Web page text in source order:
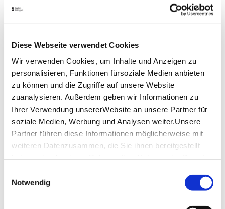
Diese Webseite verwendet Cookies
Wir verwenden Cookies, um Inhalte und Anzeigen zu
personalisieren, Funktionen fürsoziale Medien anbieten
zu können und die Zugriffe auf unsere Website
zuanalysieren. Außerdem geben wir Informationen zu
Ihrer Verwendung unsererWebsite an unsere Partner für
soziale Medien, Werbung und Analysen weiter.Unsere
Partner führen diese Informationen möglicherweise mit
weiteren Datenzusammen, die Sie ihnen bereitgestellt
Impressum
Notwendig
Mit den Grundelementen der darstellenden Kunst
lernst du auf spielerische Weise dich selbst besser
Du agieren und reagieren sensibler. Deine
Bühnenpräsenz schärfe ich durch szenisches Spiel,
Improvisationen, sowie mit Solo-, Partner- und
Gruppen Übungen.
Mein warming-up ist eine Mischung aus kreativen
Spielen, Entspannungsübungen,
Körperwahrnehmung, Stimm- und Atemtraining.
Auf Impulse und Wünsche aus der Gruppe gehe ich
ein.
Theaterspielen hat immer eine therapeutische
Wirkung. Du setzt dich mit deinen Emotionen
auseinander, spielst verschiedene Rollen und kannst
dich spielerisch von festgefahren Verhaltensmuster
lösen.
Lust dich auszuprobieren und neu kennen zu lernen?
Lass Deinem inneren Kind freien Lauf und komm